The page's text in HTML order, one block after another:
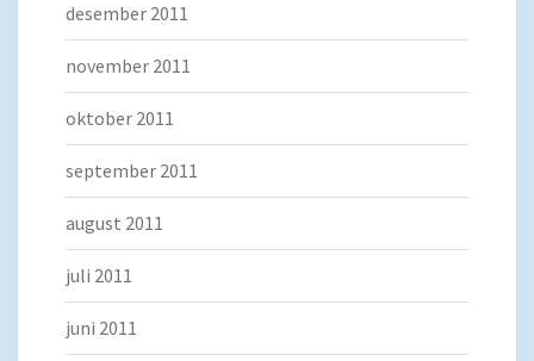
desember 2011
november 2011
oktober 2011
september 2011
august 2011
juli 2011
juni 2011